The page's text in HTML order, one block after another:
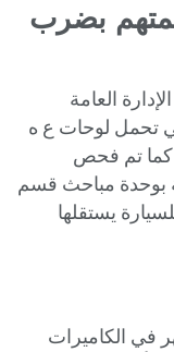
بضرب
العامة
تحمل لوحات ع ه
كما تم فحص
بوحدة مباحث قسم
يستقلها
الكاميرات